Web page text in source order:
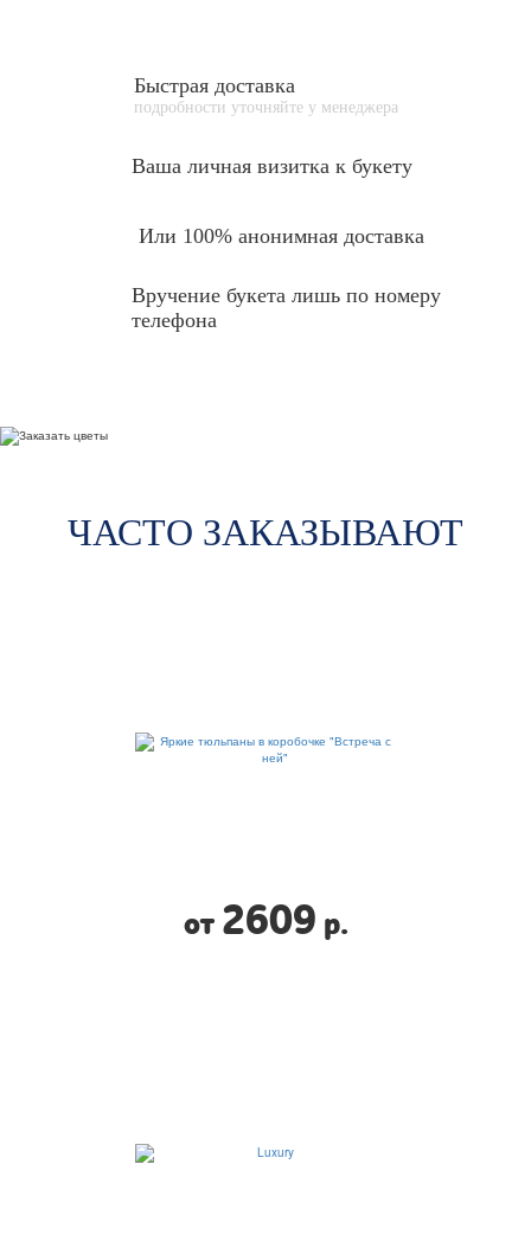
Быстрая доставка
подробности уточняйте у менеджера
Ваша личная визитка к букету
Или 100% анонимная доставка
Вручение букета лишь по номеру
телефона
ЧАСТО ЗАКАЗЫВАЮТ
от 2609 р.